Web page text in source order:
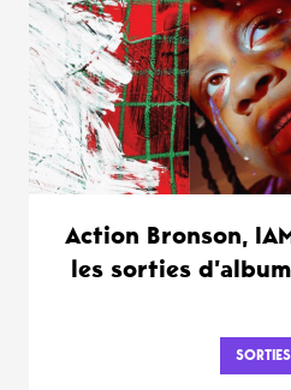
Action Bronson,
les sorties
SORTIES